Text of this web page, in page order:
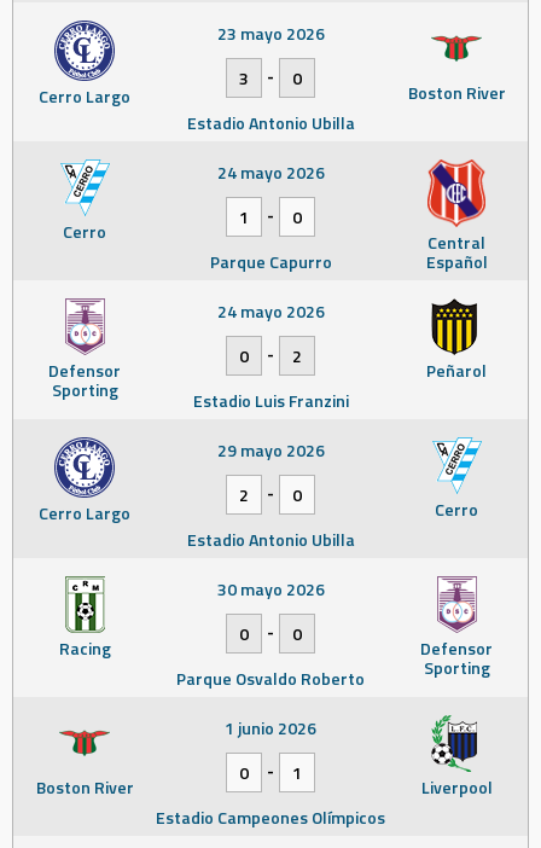
Cerro Largo Boston River
23 mayo 2026
3
-
0
Estadio Antonio Ubilla
Cerro Central
Español
24 mayo 2026
1
-
0
Parque Capurro
Defensor
Sporting
Peñarol
24 mayo 2026
0
-
2
Estadio Luis Franzini
Cerro Largo Cerro
29 mayo 2026
2
-
0
Estadio Antonio Ubilla
Racing Defensor
Sporting
30 mayo 2026
0
-
0
Parque Osvaldo Roberto
Boston River Liverpool
1 junio 2026
0
-
1
Estadio Campeones Olímpicos